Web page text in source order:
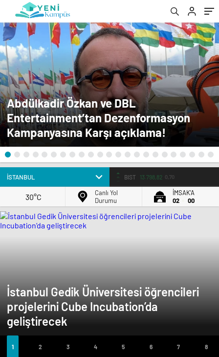
Abdülkadir Özkan ve DBL
Entertainment’tan Dezenformasyon
Kampanyasına Karşı açıklama!
BIST 13.798,82 0,70
30°C
Canlı Yol
Durumu
İMSAK'A
02
00
İstanbul Gedik Üniversitesi öğrencileri
projelerini Cube Incubation’da
geliştirecek